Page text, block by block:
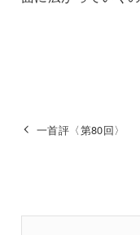
一首評〈第80回〉